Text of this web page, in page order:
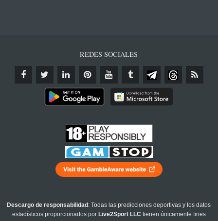
REDES SOCIALES
Descargo de responsabilidad : Todas las predicciones deportivas y los datos
estadísticos proporcionados por Live2Sport LLC tienen únicamente fines